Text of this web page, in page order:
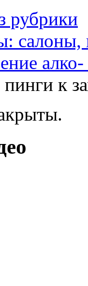
рубрики
салоны,
алко-
к